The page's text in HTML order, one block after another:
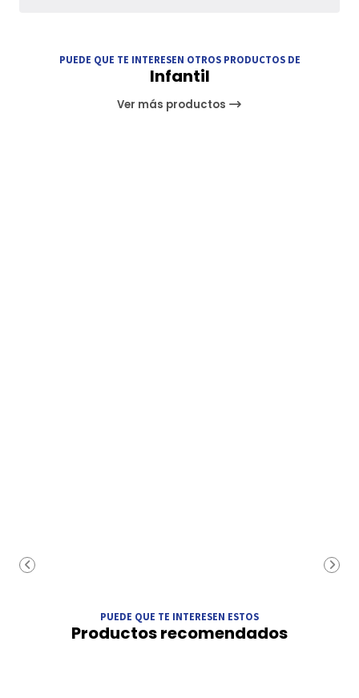
PUEDE QUE TE INTERESEN OTROS PRODUCTOS DE
Infantil
Ver más productos
PUEDE QUE TE INTERESEN ESTOS
Productos recomendados